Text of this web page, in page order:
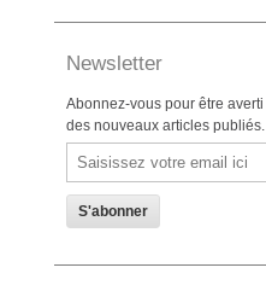
Newsletter
Abonnez-vous pour être averti
des nouveaux articles publiés.
Email